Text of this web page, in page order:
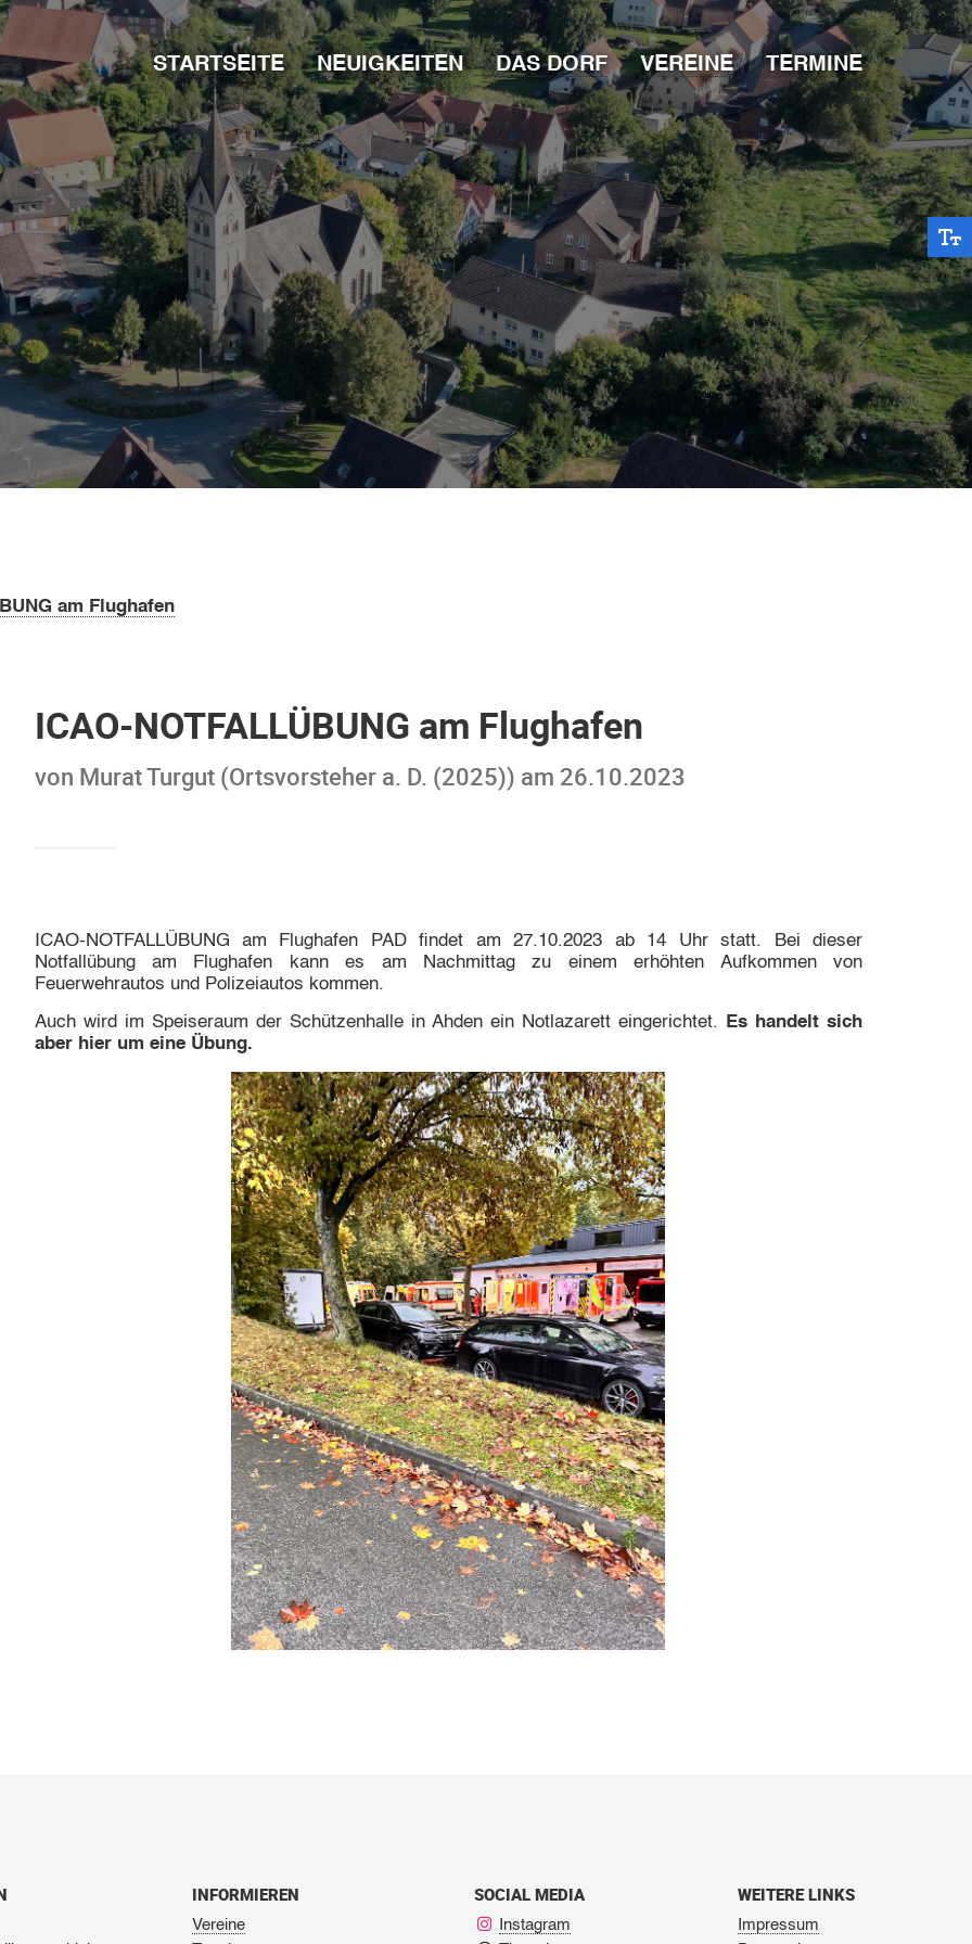
STARTSEITE NEUIGKEITEN DAS DORF VEREINE TERMINE
am Flughafen
ICAO-NOTFALLÜBUNG am Flughafen
von Murat Turgut (Ortsvorsteher a. D. (2025)) am 26.10.2023
ICAO-NOTFALLÜBUNG am Flughafen PAD findet am 27.10.2023 ab 14 Uhr statt. Bei dieser
Notfallübung am Flughafen kann es am Nachmittag zu einem erhöhten Aufkommen von
Feuerwehrautos und Polizeiautos kommen.
Auch wird im Speiseraum der Schützenhalle in Ahden ein Notlazarett eingerichtet.
Es handelt sich
aber hier um eine Übung.
INFORMIEREN
Vereine
SOCIAL MEDIA
Instagram
WEITERE LINKS
Impressum